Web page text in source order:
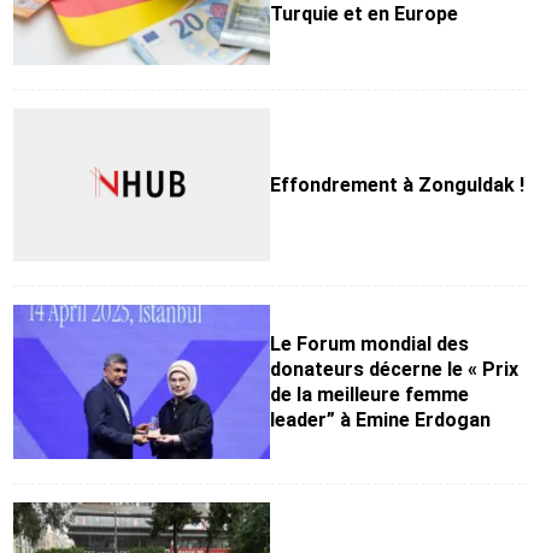
Turquie et en Europe
Effondrement à Zonguldak !
Le Forum mondial des
donateurs décerne le « Prix
de la meilleure femme
leader” à Emine Erdogan